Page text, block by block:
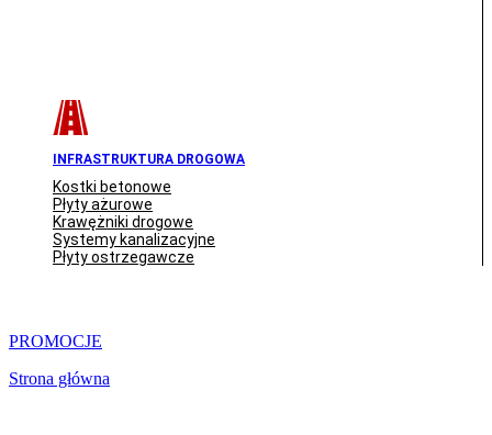
INFRASTRUKTURA DROGOWA
Kostki betonowe
Płyty ażurowe
Krawężniki drogowe
Systemy kanalizacyjne
Płyty ostrzegawcze
PROMOCJE
Strona główna